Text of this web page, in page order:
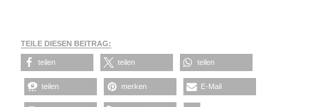
TEILE DIESEN BEITRAG:
teilen teilen teilen
teilen merken E-Mail